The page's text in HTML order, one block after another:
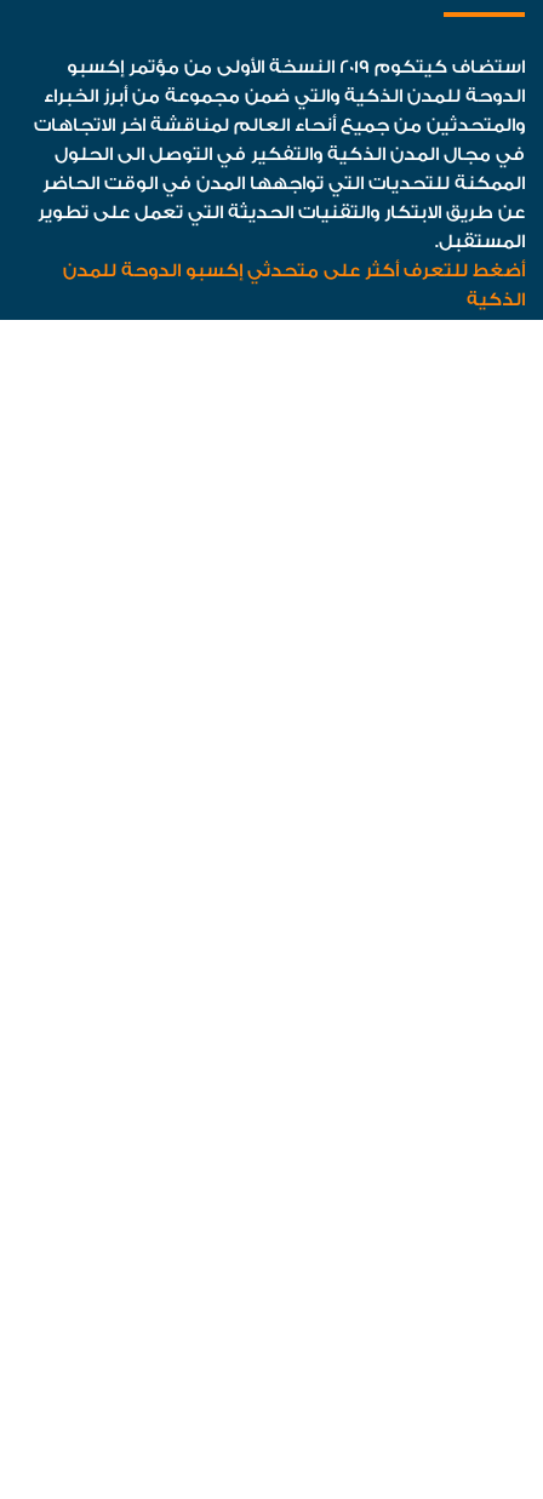
استضاف كيتكوم 2019 النسخة الأولى من مؤتمر إكسبو
الدوحة للمدن الذكية والتي ضمن مجموعة من أبرز الخبراء
والمتحدثين من جميع أنحاء العالم لمناقشة اخر الاتجاهات
في مجال المدن الذكية والتفكير في التوصل الى الحلول
الممكنة للتحديات التي تواجهها المدن في الوقت الحاضر
عن طريق الابتكار والتقنيات الحديثة التي تعمل على تطوير
المستقبل.
أضغط للتعرف أكثر على متحدثي إكسبو الدوحة للمدن
الذكية